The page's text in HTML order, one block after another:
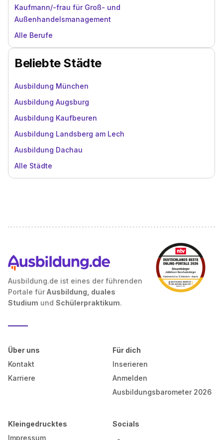
Kaufmann/-frau für Groß- und
Außenhandelsmanagement
Alle Berufe
Beliebte Städte
Ausbildung München
Ausbildung Augsburg
Ausbildung Kaufbeuren
Ausbildung Landsberg am Lech
Ausbildung Dachau
Alle Städte
Ausbildung.de ist eines der führenden
Portale für Ausbildung, duales
Studium und Schülerpraktikum.
Über uns
Kontakt
Karriere
Für dich
Inserieren
Anmelden
Ausbildungsbarometer 2026
Kleingedrucktes
Impressum
Socials